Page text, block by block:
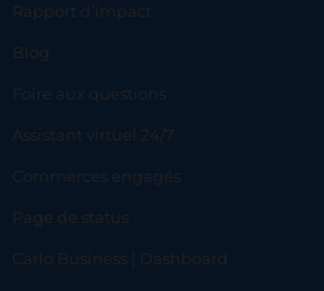
Rapport d’impact
Blog
Foire aux questions
Assistant virtuel 24/7
Commerces engagés
Page de status
Carlo Business | Dashboard